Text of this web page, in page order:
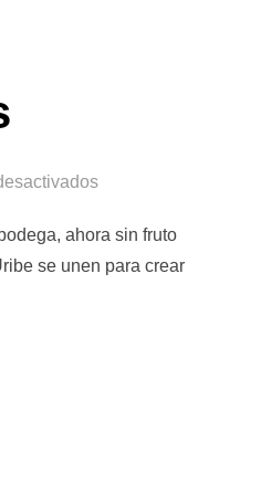
ahora sin fruto
se unen para crear